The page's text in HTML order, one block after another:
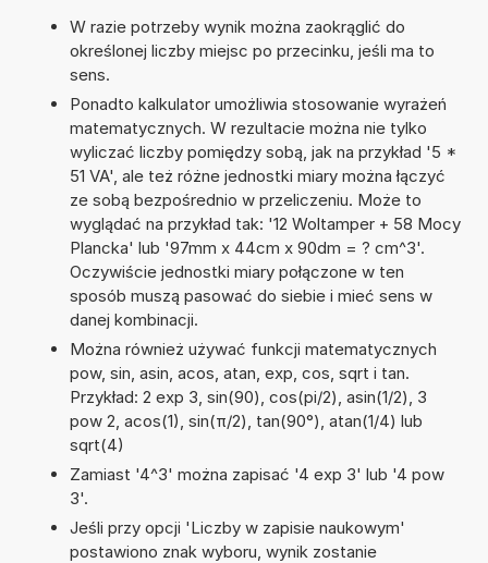
W razie potrzeby wynik można zaokrąglić do
określonej liczby miejsc po przecinku, jeśli ma to
sens.
Ponadto kalkulator umożliwia stosowanie wyrażeń
matematycznych. W rezultacie można nie tylko
wyliczać liczby pomiędzy sobą, jak na przykład '5 *
51 VA', ale też różne jednostki miary można łączyć
ze sobą bezpośrednio w przeliczeniu. Może to
wyglądać na przykład tak: '12 Woltamper + 58 Mocy
Plancka' lub '97mm x 44cm x 90dm = ? cm^3'.
Oczywiście jednostki miary połączone w ten
sposób muszą pasować do siebie i mieć sens w
danej kombinacji.
Można również używać funkcji matematycznych
pow, sin, asin, acos, atan, exp, cos, sqrt i tan.
Przykład: 2 exp 3, sin(90), cos(pi/2), asin(1/2), 3
pow 2, acos(1), sin(π/2), tan(90°), atan(1/4) lub
sqrt(4)
Zamiast '4^3' można zapisać '4 exp 3' lub '4 pow
3'.
Jeśli przy opcji 'Liczby w zapisie naukowym'
postawiono znak wyboru, wynik zostanie